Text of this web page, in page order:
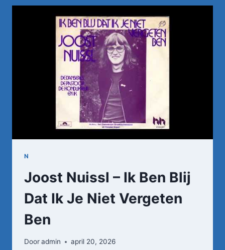
N
Joost Nuissl – Ik Ben Blij
Dat Ik Je Niet Vergeten
Ben
Dooradmin april 20, 2026